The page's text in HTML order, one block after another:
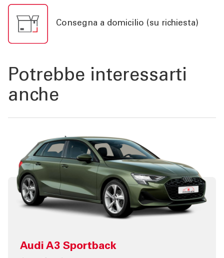
Consegna a domicilio (su richiesta)
Potrebbe interessarti
anche
Audi A3 Sportback